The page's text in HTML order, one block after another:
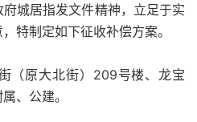
城居指发文件精神，立足于实
特制定如下征收补偿方案。
（原大北街）209号楼、龙宝
、公建。